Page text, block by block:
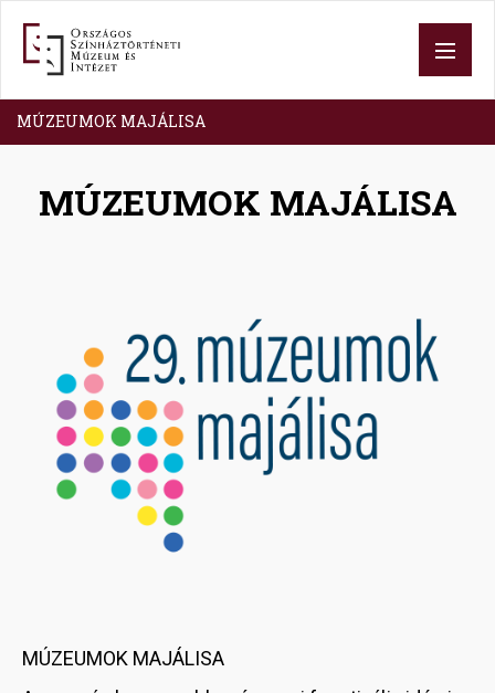
tartalomra
MÚZEUMOK MAJÁLISA
MÚZEUMOK MAJÁLISA
MÚZEUMOK MAJÁLISA